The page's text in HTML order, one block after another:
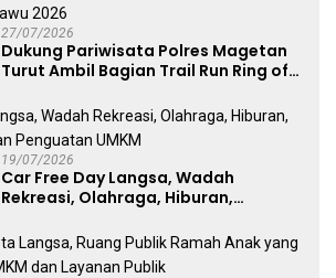
27/07/2026
Dukung Pariwisata Polres Magetan
Turut Ambil Bagian Trail Run Ring of
19/07/2026
Car Free Day Langsa, Wadah
Rekreasi, Olahraga, Hiburan,
UMKM